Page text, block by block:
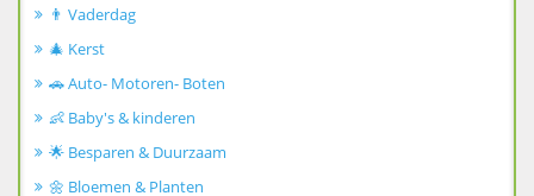
👨 Vaderdag
🎄 Kerst
🚗 Auto- Motoren- Boten
👶 Baby's & kinderen
🌟 Besparen & Duurzaam
🌼 Bloemen & Planten